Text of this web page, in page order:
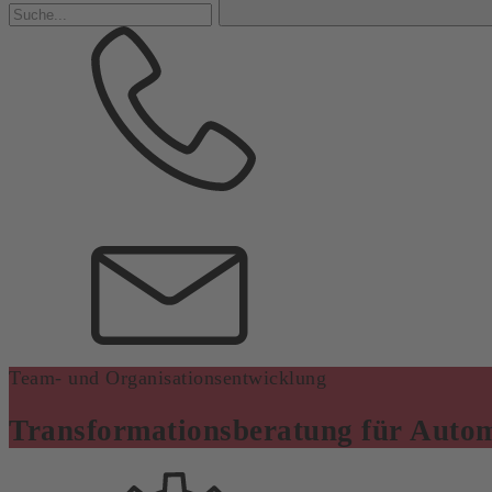
Team- und Organisationsentwicklung
Transformationsberatung für